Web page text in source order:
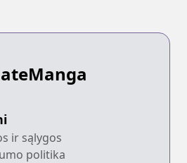
ir sąlygos
politika